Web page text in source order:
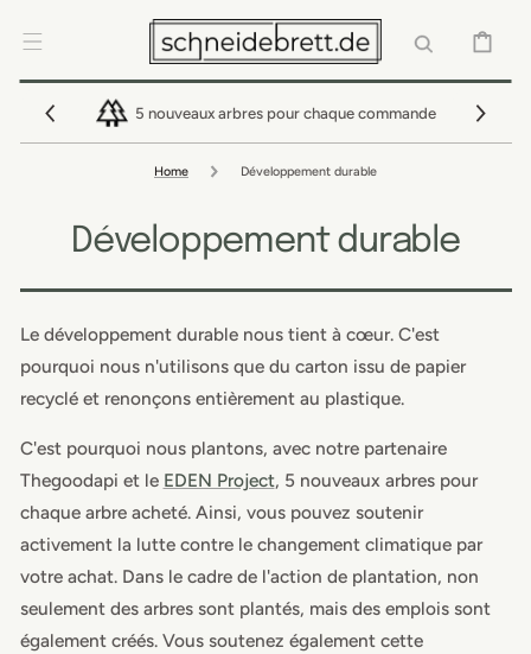
CONTENU
PANIER
5 nouveaux arbres pour chaque commande
Home Développement durable
Développement durable
Le développement durable nous tient à cœur. C'est
pourquoi nous n'utilisons que du carton issu de papier
recyclé et renonçons entièrement au plastique.
C'est pourquoi nous plantons, avec notre partenaire
Thegoodapi et le EDEN Project, 5 nouveaux arbres pour
chaque arbre acheté. Ainsi, vous pouvez soutenir
activement la lutte contre le changement climatique par
votre achat. Dans le cadre de l'action de plantation, non
seulement des arbres sont plantés, mais des emplois sont
également créés. Vous soutenez également cette